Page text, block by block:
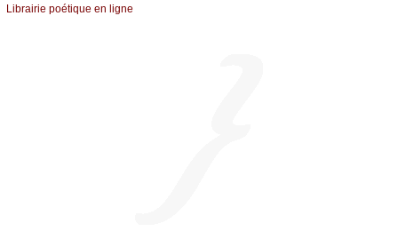
Librairiе pоétique en lignе